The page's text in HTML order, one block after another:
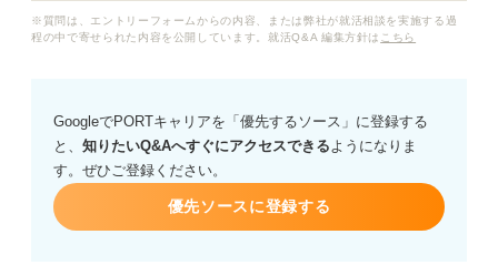
仕事の面白さに焦点を当てたいのですが、正直ピンとき
くための、具体的な考え方や盛り込むべきポイントにつ
いてアドバイスをお願いします。
※質問は、エントリーフォームからの内容、または弊社が就活相談を実施する過
程の中で寄せられた内容を公開しています。就活Q&A 編集方針は こちら
GoogleでPORTキャリアを「優先するソース」に登録する
と、 知りたいQ&Aへすぐにアクセスできるようになりま
す。ぜひご登録ください。
優先ソースに登録する